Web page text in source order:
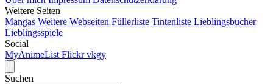
Weitere Seiten
Mangas Weitere Webseiten Füllerliste Tintenliste Lieblingsbücher
Lieblingsspiele
Social
MyAnimeList Flickrvkgy
Suchen